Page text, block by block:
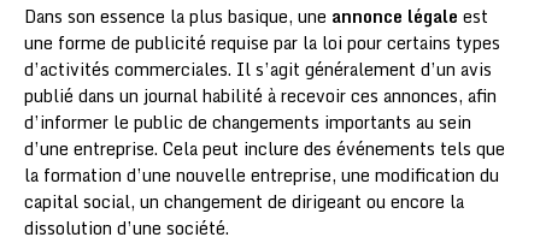
Dans son essence la plus basique, une annonce légale est
une forme de publicité requise par la loi pour certains types
d’activités commerciales. Il s’agit généralement d’un avis
publié dans un journal habilité à recevoir ces annonces, afin
d’informer le public de changements importants au sein
d’une entreprise. Cela peut inclure des événements tels que
la formation d’une nouvelle entreprise, une modification du
capital social, un changement de dirigeant ou encore la
dissolution d’une société.